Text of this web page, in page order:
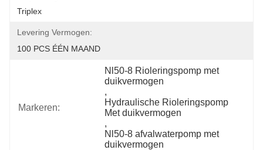
Triplex
Levering Vermogen:
100 PCS ÉÉN MAAND
Markeren:
Nl50-8 Rioleringspomp met
duikvermogen
,
Hydraulische Rioleringspomp
Met duikvermogen
,
Nl50-8 afvalwaterpomp met
duikvermogen